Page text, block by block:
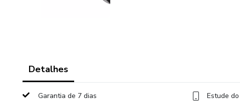
Detalhes
Garantia de 7 dias Estude